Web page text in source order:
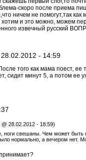
скоро после приема
ничем не помогут,так
и это можно, можем
извечный русский
28.02.2012 - 14:59
того как мама поест, ее
сидит минут 5, а потом ее
28.02.2012 - 18:59)
ноги свешаны. Чем можетбыть
нормально, а вечером нет.